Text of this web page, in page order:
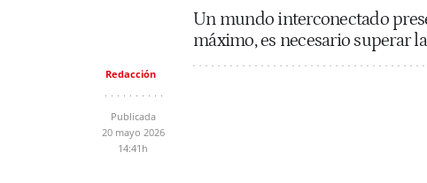
Un mundo interconectado
máximo, es necesario superar
Redacción
Publicada
20 mayo 2026
14:41h